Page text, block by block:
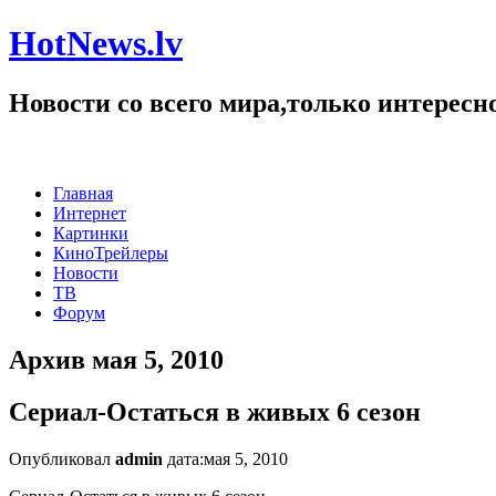
HotNews.lv
Новости со всего мира,только
Главная
Интернет
Картинки
КиноТрейлеры
Новости
ТВ
Форум
Архив мая 5, 2010
Сериал-Остаться в живых 6 сезон
Опубликовал admin дата:мая 5, 2010